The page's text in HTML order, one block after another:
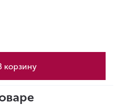
корзину